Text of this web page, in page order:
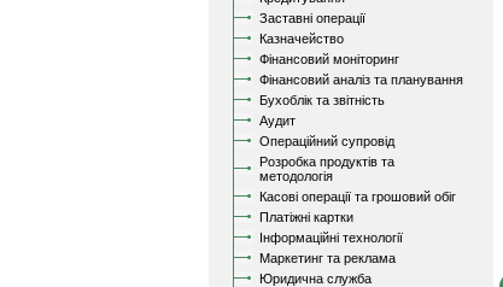
Заставні операції
Казначейство
Фінансовий моніторинг
Фінансовий аналіз та планування
Бухоблік та звітність
Аудит
Операційний супровід
Розробка продуктів та
методологія
Касові операції та грошовий обіг
Платіжні картки
Інформаційні технології
Маркетинг та реклама
Юридична служба